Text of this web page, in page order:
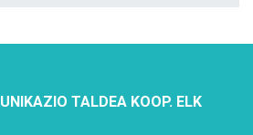
TALDEA KOOP. ELK